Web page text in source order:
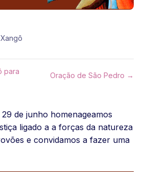
para
Oração de São Pedro →
de junho homenageamos
ligado a a forças da natureza
e convidamos a fazer uma